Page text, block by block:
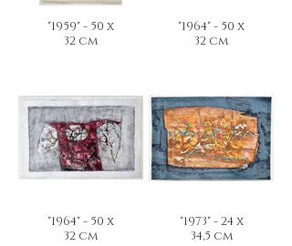
"1959" - 50 x
32 cm
"1964" - 50 x
32 cm
"1964" - 50 x
32 cm
"1973" - 24 x
34,5 cm